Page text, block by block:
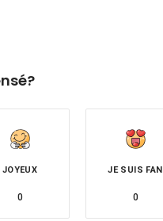
JOYEUX
0
JE SUIS FAN
0